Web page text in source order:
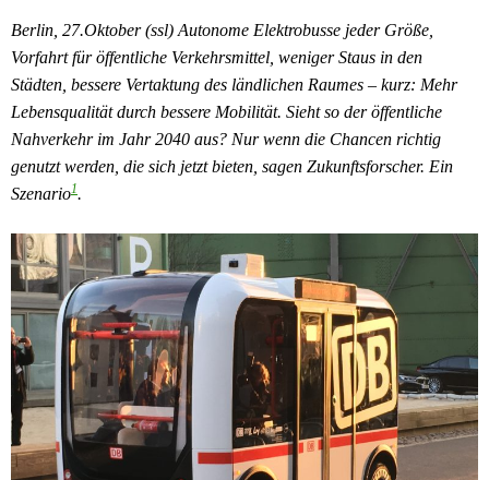
Berlin, 27.Oktober (ssl) Autonome Elektrobusse jeder Größe,
Vorfahrt für öffentliche Verkehrsmittel, weniger Staus in den
Städten, bessere Vertaktung des ländlichen Raumes – kurz: Mehr
Lebensqualität durch bessere Mobilität. Sieht so der öffentliche
Nahverkehr im Jahr 2040 aus? Nur wenn die Chancen richtig
genutzt werden, die sich jetzt bieten, sagen Zukunftsforscher. Ein
Szenario1.